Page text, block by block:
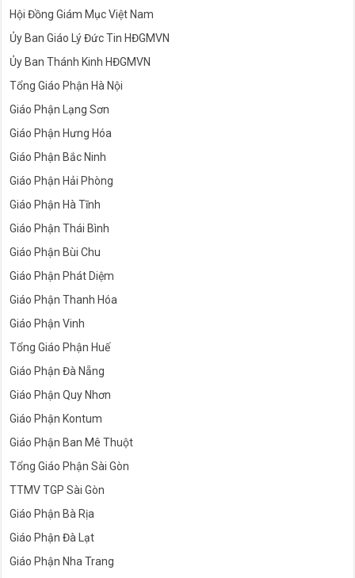
Hội Đồng Giám Mục Việt Nam
Ủy Ban Giáo Lý Đức Tin HĐGMVN
Ủy Ban Thánh Kinh HĐGMVN
Tổng Giáo Phận Hà Nội
Giáo Phận Lạng Sơn
Giáo Phận Hưng Hóa
Giáo Phận Bắc Ninh
Giáo Phận Hải Phòng
Giáo Phận Hà Tĩnh
Giáo Phận Thái Bình
Giáo Phận Bùi Chu
Giáo Phận Phát Diệm
Giáo Phận Thanh Hóa
Giáo Phận Vinh
Tổng Giáo Phận Huế
Giáo Phận Đà Nẵng
Giáo Phận Quy Nhơn
Giáo Phận Kontum
Giáo Phận Ban Mê Thuột
Tổng Giáo Phận Sài Gòn
TTMV TGP Sài Gòn
Giáo Phận Bà Rịa
Giáo Phận Đà Lạt
Giáo Phận Nha Trang